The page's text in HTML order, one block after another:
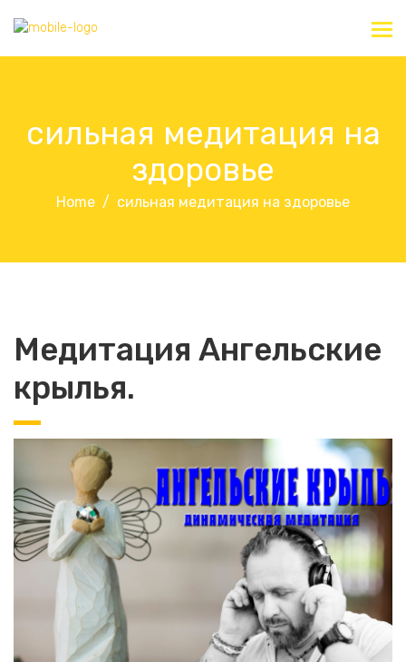
сильная медитация на
здоровье
Home сильная медитация на здоровье
Медитация Ангельские
крылья.